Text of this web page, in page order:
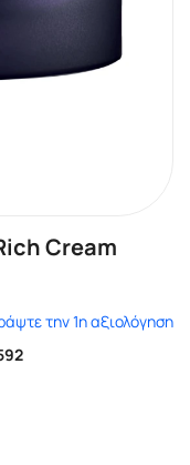
Cream
την 1η αξιολόγηση